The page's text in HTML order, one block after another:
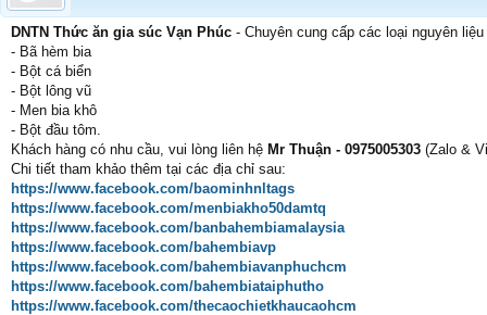
DNTN Thức ăn gia súc Vạn Phúc - Chuyên cung cấp các loại nguyên
- Bã hèm bia
- Bột cá biển
- Bột lông vũ
- Men bia khô
- Bột đầu tôm.
Khách hàng có nhu cầu, vui lòng liên hệ Mr Thuận - 0975005303 (Zalo &
Chi tiết tham khảo thêm tại các địa chỉ sau:
https://www.facebook.com/baominhnltags
https://www.facebook.com/menbiakho50damtq
https://www.facebook.com/banbahembiamalaysia
https://www.facebook.com/bahembiavp
https://www.facebook.com/bahembiavanphuchcm
https://www.facebook.com/bahembiataiphutho
https://www.facebook.com/thecaochietkhaucaohcm